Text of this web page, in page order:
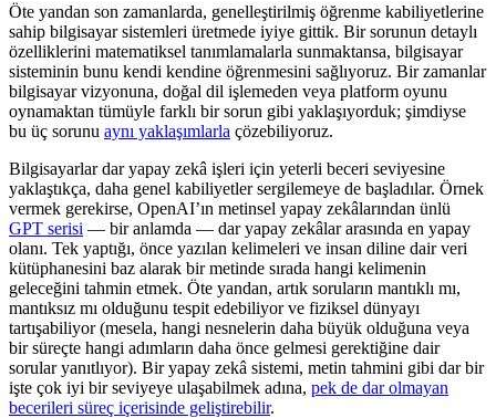
Öte yandan son zamanlarda, genelleştirilmiş öğrenme kabiliyetlerine
sahip bilgisayar sistemleri üretmede iyiye gittik. Bir sorunun detaylı
özelliklerini matematiksel tanımlamalarla sunmaktansa, bilgisayar
sisteminin bunu kendi kendine öğrenmesini sağlıyoruz. Bir zamanlar
bilgisayar vizyonuna, doğal dil işlemeden veya platform oyunu
oynamaktan tümüyle farklı bir sorun gibi yaklaşıyorduk; şimdiyse
bu üç sorunu aynı yaklaşımlarla çözebiliyoruz.
Bilgisayarlar dar yapay zekâ işleri için yeterli beceri seviyesine
yaklaştıkça, daha genel kabiliyetler sergilemeye de başladılar. Örnek
vermek gerekirse, OpenAI’ın metinsel yapay zekâlarından ünlü
GPT serisi — bir anlamda — dar yapay zekâlar arasında en yapay
olanı. Tek yaptığı, önce yazılan kelimeleri ve insan diline dair veri
kütüphanesini baz alarak bir metinde sırada hangi kelimenin
geleceğini tahmin etmek. Öte yandan, artık soruların mantıklı mı,
mantıksız mı olduğunu tespit edebiliyor ve fiziksel dünyayı
tartışabiliyor (mesela, hangi nesnelerin daha büyük olduğuna veya
bir süreçte hangi adımların daha önce gelmesi gerektiğine dair
sorular yanıtlıyor). Bir yapay zekâ sistemi, metin tahmini gibi dar bir
işte çok iyi bir seviyeye ulaşabilmek adına, pek de dar olmayan
becerileri süreç içerisinde geliştirebilir.